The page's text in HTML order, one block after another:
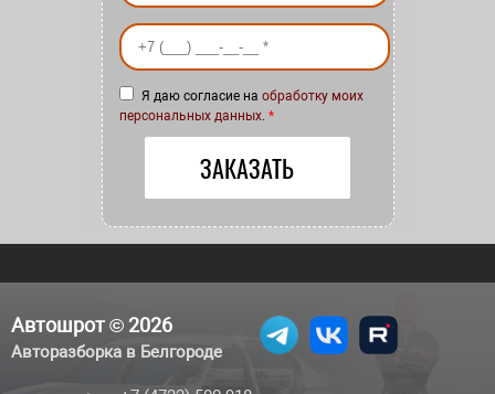
Ваш номер телефона*
Я даю согласие на обработку моих
персональных данных. *
Автошрот © 2026
Авторазборка в Белгороде